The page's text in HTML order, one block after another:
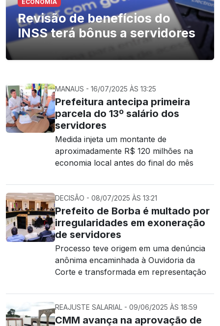
ECONOMIA
Revisão de benefícios do
INSS terá bônus a servidores
MANAUS - 16/07/2025 ÀS 13:25
Prefeitura antecipa primeira
parcela do 13º salário dos
servidores
Medida injeta um montante de
aproximadamente R$ 120 milhões na
economia local antes do final do mês
DECISÃO - 08/07/2025 ÀS 13:21
Prefeito de Borba é multado por
irregularidades em exoneração
de servidores
Processo teve origem em uma denúncia
anônima encaminhada à Ouvidoria da
Corte e transformada em representação
REAJUSTE SALARIAL - 09/06/2025 ÀS 18:59
CMM avança na aprovação de